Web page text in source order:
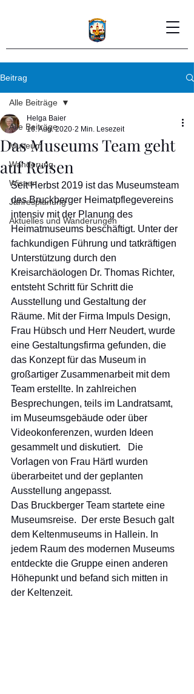
Beitrag
Alle Beiträge
Museum
Wanderung
Wissen
Jahresplanung
Aktuelles und Wanderungen
Alle Beiträge
Das Museums Team geht
auf Reisen
Helga Baier
16. Aug. 2020 2 Min. Lesezeit
Seit Herbst 2019 ist das Museumsteam
des Bruckberger Heimatpflegevereins
intensiv mit der Planung des
Heimatmuseums beschäftigt. Unter der
fachkundigen Führung und tatkräftigen
Unterstützung durch den
Kreisarchäologen Dr. Thomas Richter,
entsteht Schritt für Schritt die
Ausstellung und Gestaltung der
Räume. Mit der Firma Impuls Design,
Frau Hübsch und Herr Neudert, wurde
eine Gestaltungsfirma gefunden, die
das Konzept für das Museum in
großartiger Zusammenarbeit mit dem
Team erstellte. In zahlreichen
Besprechungen, teils im Landratsamt,
im Museumsgebäude oder über
Videokonferenzen, wurden Ideen
gesammelt und diskutiert.   Die
Vorlagen von Frau Härtl wurden
überarbeitet und der geplanten
Ausstellung angepasst.
Das Bruckberger Team startete eine
Museumsreise.  Der erste Besuch galt
dem Keltenmuseums in Hallein. In
jedem Raum des modernen Museums
entdeckte die Gruppe einen anderen
Höhepunkt und befand sich mitten in
der Keltenzeit.